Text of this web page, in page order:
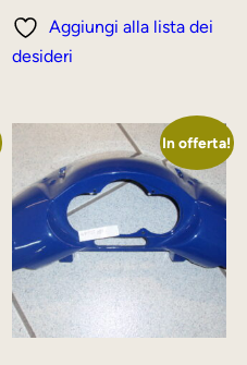
98,00 €.70,00 €.
Aggiungi alla lista dei
desideri
In offerta!